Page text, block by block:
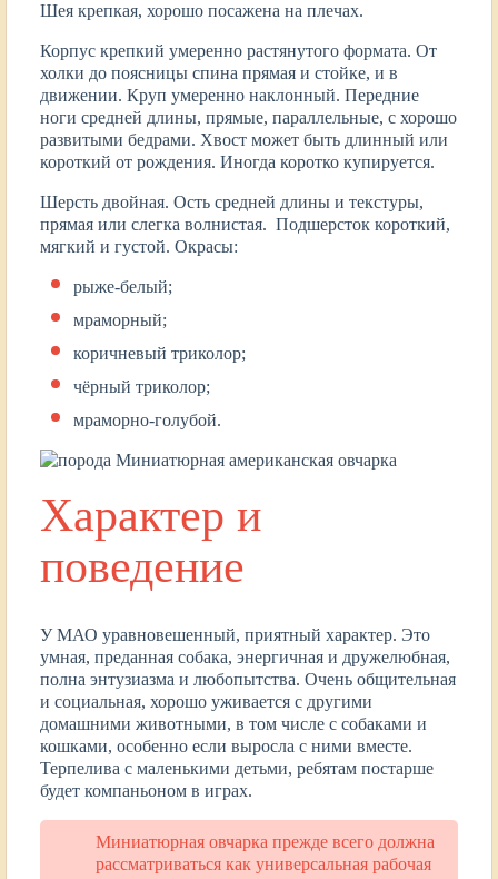
Шея крепкая, хорошо посажена на плечах.
Корпус крепкий умеренно растянутого формата. От
холки до поясницы спина прямая и стойке, и в
движении. Круп умеренно наклонный. Передние
ноги средней длины, прямые, параллельные, с хорошо
развитыми бедрами. Хвост может быть длинный или
короткий от рождения. Иногда коротко купируется.
Шерсть двойная. Ость средней длины и текстуры,
прямая или слегка волнистая. Подшерсток короткий,
мягкий и густой. Окрасы:
рыже-белый;
мраморный;
коричневый триколор;
чёрный триколор;
мраморно-голубой.
Характер и
поведение
У МАО уравновешенный, приятный характер. Это
умная, преданная собака, энергичная и дружелюбная,
полна энтузиазма и любопытства. Очень общительная
и социальная, хорошо уживается с другими
домашними животными, в том числе с собаками и
кошками, особенно если выросла с ними вместе.
Терпелива с маленькими детьми, ребятам постарше
будет компаньоном в играх.
Миниатюрная овчарка прежде всего должна
рассматриваться как универсальная рабочая